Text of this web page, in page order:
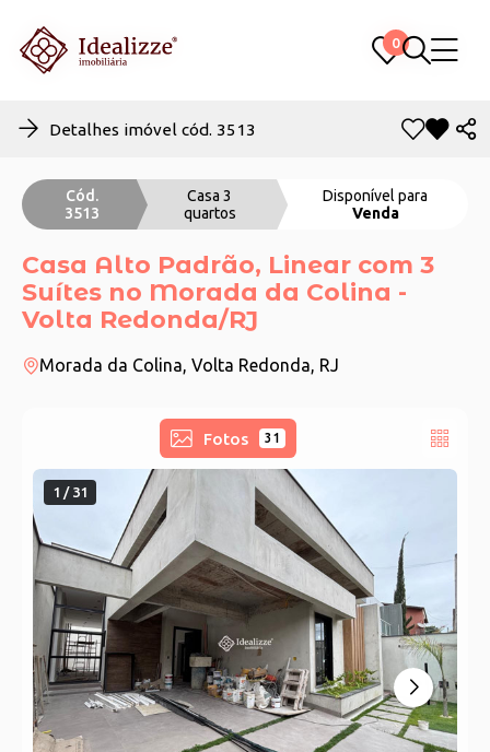
0
0
Detalhes imóvel cód. 3513
Cód.
3513
Casa 3
quartos
Disponível para
Venda
Casa Alto Padrão, Linear com 3
Suítes no Morada da Colina -
Volta Redonda/RJ
Morada da Colina, Volta Redonda, RJ
Fotos 31
1 / 31